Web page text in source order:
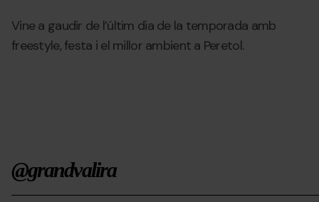
Vine a gaudir de l’últim dia de la temporada amb
freestyle, festa i el millor ambient a Peretol.
@grandvalira